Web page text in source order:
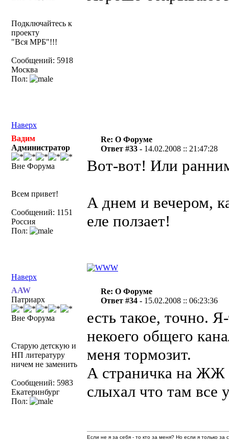
Подключайтесь к
проекту
"Вся МРБ"!!!
Сообщений: 5918
Москва
Пол:
Наверх
Вадим
Администратор
Вне Форума
Всем привет!
Сообщений: 1151
Россия
Пол:
Re: О Форуме
Ответ #33 - 14.02.2008 :: 21:47:28
Вот-вот! Или
А днем и вечером,
еле ползает!
Наверх
AAW
Патриарх
Вне Форума
Старую детскую и
НП литературу
ничем не заменить
Сообщений: 5983
Екатеринбург
Пол:
Re: О Форуме
Ответ #34 - 15.02.2008 :: 06:23:36
есть такое, точно.
некоего общего
меня тормозит.
А страничка на ЖЖ
слыхал что там все
Если не я за себя - то кто за меня? Но если я только